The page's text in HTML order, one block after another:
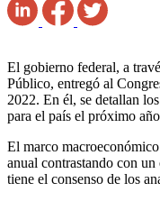
El gobierno federal, a
Público, entregó al
2022. En él, se detallan
para el país el próximo
El marco
anual contrastando con
tiene el consenso de los